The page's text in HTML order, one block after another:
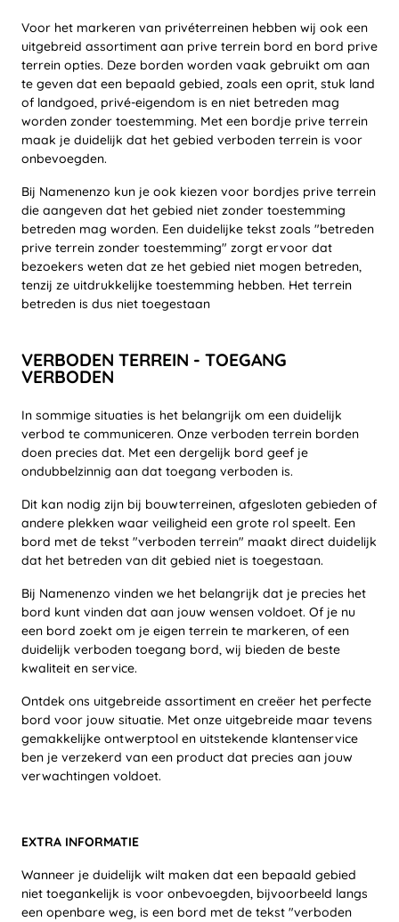
Voor het markeren van privéterreinen hebben wij ook een
uitgebreid assortiment aan prive terrein bord en bord prive
terrein opties. Deze borden worden vaak gebruikt om aan
te geven dat een bepaald gebied, zoals een oprit, stuk land
of landgoed, privé-eigendom is en niet betreden mag
worden zonder toestemming. Met een bordje prive terrein
maak je duidelijk dat het gebied verboden terrein is voor
onbevoegden.
Bij Namenenzo kun je ook kiezen voor bordjes prive terrein
die aangeven dat het gebied niet zonder toestemming
betreden mag worden. Een duidelijke tekst zoals "betreden
prive terrein zonder toestemming" zorgt ervoor dat
bezoekers weten dat ze het gebied niet mogen betreden,
tenzij ze uitdrukkelijke toestemming hebben. Het terrein
betreden is dus niet toegestaan
VERBODEN TERREIN - TOEGANG
VERBODEN
In sommige situaties is het belangrijk om een duidelijk
verbod te communiceren. Onze verboden terrein borden
doen precies dat. Met een dergelijk bord geef je
ondubbelzinnig aan dat toegang verboden is.
Dit kan nodig zijn bij bouwterreinen, afgesloten gebieden of
andere plekken waar veiligheid een grote rol speelt. Een
bord met de tekst "verboden terrein" maakt direct duidelijk
dat het betreden van dit gebied niet is toegestaan.
Bij Namenenzo vinden we het belangrijk dat je precies het
bord kunt vinden dat aan jouw wensen voldoet. Of je nu
een bord zoekt om je eigen terrein te markeren, of een
duidelijk verboden toegang bord, wij bieden de beste
kwaliteit en service.
Ontdek ons uitgebreide assortiment en creëer het perfecte
bord voor jouw situatie. Met onze uitgebreide maar tevens
gemakkelijke ontwerptool en uitstekende klantenservice
ben je verzekerd van een product dat precies aan jouw
verwachtingen voldoet.
EXTRA INFORMATIE
Wanneer je duidelijk wilt maken dat een bepaald gebied
niet toegankelijk is voor onbevoegden, bijvoorbeeld langs
een openbare weg, is een bord met de tekst "verboden